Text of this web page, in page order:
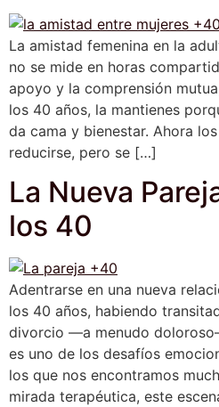
La amistad femenina en la
no se mide en horas
apoyo y la comprensión
los 40 años, la mantienes
da cama y bienestar. Ahora
reducirse, pero se […]
La Nueva
los 40
Adentrarse en una nueva
los 40 años, habiendo
divorcio —a menudo
es uno de los desafíos
los que nos encontramos
mirada terapéutica, este